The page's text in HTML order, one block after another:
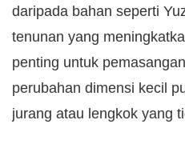
daripada bahan seperti
tenunan yang
penting untuk
perubahan dimensi kecil
jurang atau lengkok yang